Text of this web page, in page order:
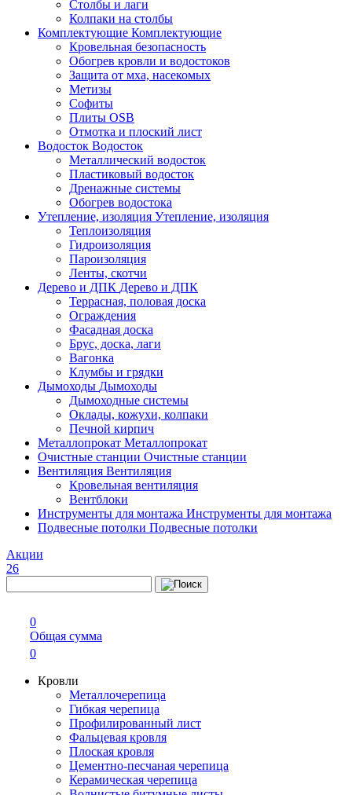
Столбы и лаги
Колпаки на столбы
Комплектующие Комплектующие
Кровельная безопасность
Обогрев кровли и водостоков
Защита от мха, насекомых
Метизы
Софиты
Плиты OSB
Отмотка и плоский лист
Водосток Водосток
Металлический водосток
Пластиковый водосток
Дренажные системы
Обогрев водостока
Утепление, изоляция Утепление, изоляция
Теплоизоляция
Гидроизоляция
Пароизоляция
Ленты, скотчи
Дерево и ДПК Дерево и ДПК
Террасная, половая доска
Ограждения
Фасадная доска
Брус, доска, лаги
Вагонка
Клумбы и грядки
Дымоходы Дымоходы
Дымоходные системы
Оклады, кожухи, колпаки
Печной кирпич
Металлопрокат Металлопрокат
Очистные станции Очистные станции
Вентиляция Вентиляция
Кровельная вентиляция
Вентблоки
Инструменты для монтажа Инструменты для монтажа
Подвесные потолки Подвесные потолки
Акции
26
0
Общая сумма
0
Кровли
Металлочерепица
Гибкая черепица
Профилированный лист
Фальцевая кровля
Плоская кровля
Цементно-песчаная черепица
Керамическая черепица